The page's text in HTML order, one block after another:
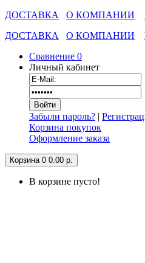
ДОСТАВКА О КОМПАНИИ
ДОСТАВКА
О КОМПАНИИ
Сравнение 0
Личный кабинет
Забыли пароль? |
Корзина покупок
Оформление заказа
Корзина 0 0.00 р.
В корзине пусто!